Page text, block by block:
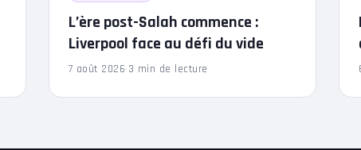
L’ère post-Salah commence :
Liverpool face au défi du vide
7 août 2026·3 min de lecture